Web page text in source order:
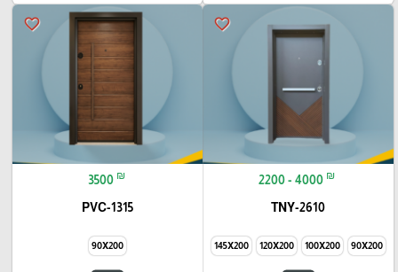
favorite_border
2200 - 4000 ₪
TNY-2610
90X200
100X200
120X200
145X200
favorite_border
3500 ₪
PVC-1315
90X200